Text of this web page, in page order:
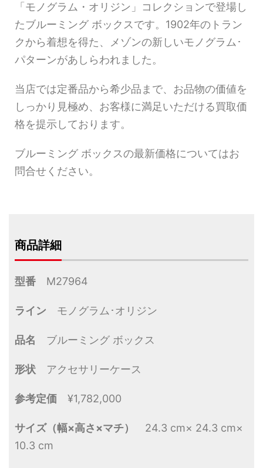
「モノグラム・オリジン」コレクションで登場し
たブルーミング ボックスです。1902年のトラン
クから着想を得た、メゾンの新しいモノグラム･
パターンがあしらわれました。
当店では定番品から希少品まで、お品物の価値を
しっかり見極め、お客様に満足いただける買取価
格を提示しております。
ブルーミング ボックスの最新価格についてはお
問合せください。
商品詳細
型番 M27964
ライン モノグラム･オリジン
品名 ブルーミング ボックス
形状 アクセサリーケース
参考定価 ¥1,782,000
サイズ（幅×高さ×マチ）
24.3 cm× 24.3 cm×
10.3 cm